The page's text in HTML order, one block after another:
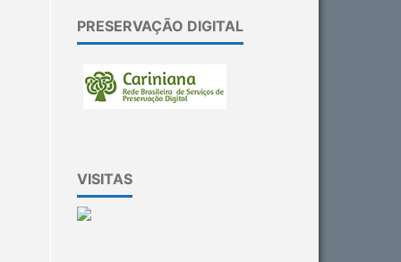
PRESERVAÇÃO DIGITAL
VISITAS